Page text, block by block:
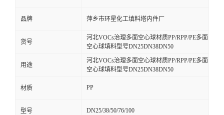
品牌 萍乡市环星化工填料塔内件厂
货号
河北VOCs治理多面空心球材质PP/RPP/PE多面
空心球填料型号DN25DN38DN50
用途
河北VOCs治理多面空心球材质PP/RPP/PE多面
空心球填料型号DN25DN38DN50
材质 PP
型号 DN25/38/50/76/100